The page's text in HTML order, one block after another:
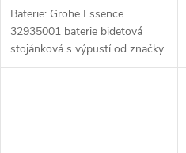
Baterie: Grohe Essence
32935001 baterie bidetová
stojánková s výpustí od značky
Grohe. Série: Essence. Typ